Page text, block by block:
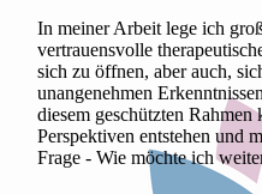
In meiner Arbeit lege ich
vertrauensvolle
sich zu öffnen, aber auch,
unangenehmen
diesem geschützten Rahmen
Perspektiven entstehen und
Frage - Wie möchte ich